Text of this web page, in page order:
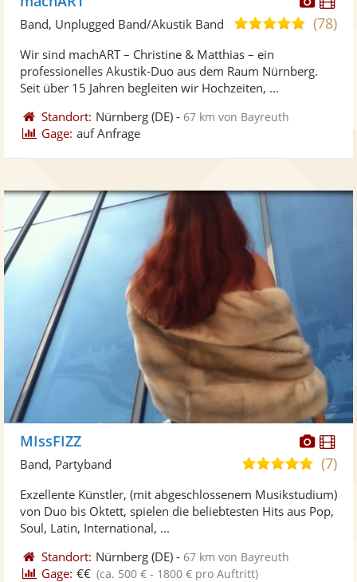
5,0
Sternen
(78)
Band, Unplugged Band/Akustik Band
Wir sind machART – Christine & Matthias – ein
professionelles Akustik-Duo aus dem Raum Nürnberg.
Seit über 15 Jahren begleiten wir Hochzeiten, ...
Standort: Nürnberg (DE) -67 km von Bayreuth
Gage: auf Anfrage
Fotos
MIssFIZZ
5,0
5
Sternen
(7)
Band, Partyband
Exzellente Künstler, (mit abgeschlossenem Musikstudium)
von Duo bis Oktett, spielen die beliebtesten Hits aus Pop,
Soul, Latin, International, ...
Standort: Nürnberg (DE) -67 km von Bayreuth
Gage: €€ (ca. 500 € - 1800 € pro Auftritt)